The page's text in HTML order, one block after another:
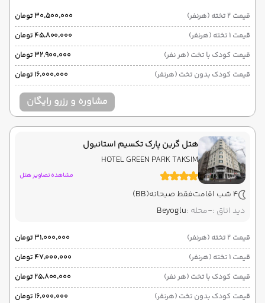
قیمت 2 تخته (هرنفر)
۳۰٬۵۰۰٬۰۰۰ تومان
قیمت 1 تخته (هرنفر)
۴۵٬۸۰۰٬۰۰۰ تومان
قیمت کودک با تخت (هر نفر)
۳۲٬۹۰۰٬۰۰۰ تومان
قیمت کودک بدون تخت (هرنفر)
۱۶٬۰۰۰٬۰۰۰ تومان
مشاوره و رزرو رایگان
هتل گرین پارک تکسیم استانبول
HOTEL GREEN PARK TAKSIM
مشاهده تصاویر هتل
4 شب اقامت فقط صبحانه(BB)
دید اتاق :-محله :Beyoglu
قیمت 2 تخته (هرنفر)
۳۱٬۰۰۰٬۰۰۰ تومان
قیمت 1 تخته (هرنفر)
۴۷٬۰۰۰٬۰۰۰ تومان
قیمت کودک با تخت (هر نفر)
۲۵٬۸۰۰٬۰۰۰ تومان
قیمت کودک بدون تخت (هرنفر)
۱۶٬۰۰۰٬۰۰۰ تومان